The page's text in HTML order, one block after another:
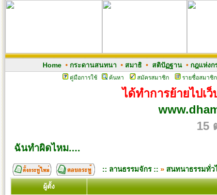
Home• กระดานสนทนา • สมาธิ• สติปัฏฐาน• กฎแห่งก
คู่มือการใช้ ค้นหา สมัครสมาชิก รายชื่อสมาชิก
ได้ทำการย้ายไปเ
15
ฉันทำผิดไหม....
:: ลานธรรมจักร :: » สนทนาธรรมทั่ว
ผู้ตั้ง